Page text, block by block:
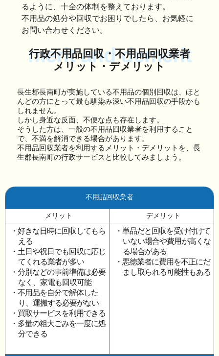
るように、十全の体制を整えております。
不用品の処分や回収でお困りでしたら、お気軽に
お問い合わせください。
merit and demerit
行政不用品回収・不用品回収業者
メリット・デメリット
長生郡長南町が実施している不用品の個別回収は、ほと
んどの方にとって最も馴染み深い不用品回収の手段かも
しれません。
しかし身近な反面、不便な点も存在します。
そうした方は、一般の不用品回収業者を利用すること
で、不満を解消できる場合があります。
不用品回収業者を利用するメリット・デメリットを、長
生郡長南町の行政サービスと比較してみましょう。
不用品回収業者
メリット デメリット
・好きな日時に回収してもら
える
・土日や祝日でも回収に応じ
てくれる業者が多い
・分別などの事前準備は必要
なく、家電も回収可能
・不用品を自分で解体した
り、運搬する必要がない
・買取サービスを利用できる
・多量の粗大ごみを一度に処
分できる
・単品だと回収を受け付けて
いない場合や費用が高くな
る場合がある
・悪徳業者に費用を不正にだ
まし取られる可能性もある